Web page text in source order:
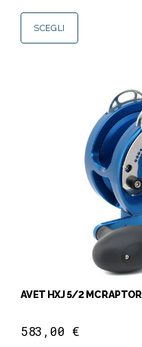
SCEGLI
AVET HXJ 5/2 MC RAPTOR
583,00 €